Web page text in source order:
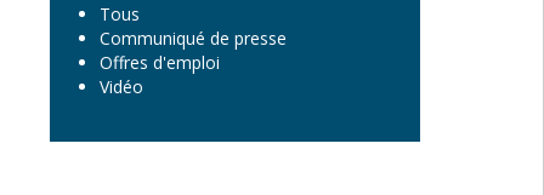
Tous
Communiqué de presse
Offres d'emploi
Vidéo